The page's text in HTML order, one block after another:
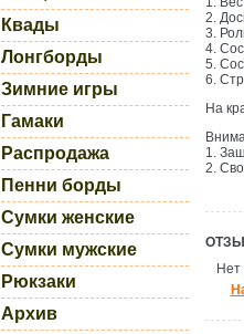
Квады
Лонгборды
Зимние игры
Гамаки
Распродажа
Пенни борды
Сумки женские
Сумки мужские
Рюкзаки
Архив
2.
3.
4.
5.
6.
На
1.
2.
Нет